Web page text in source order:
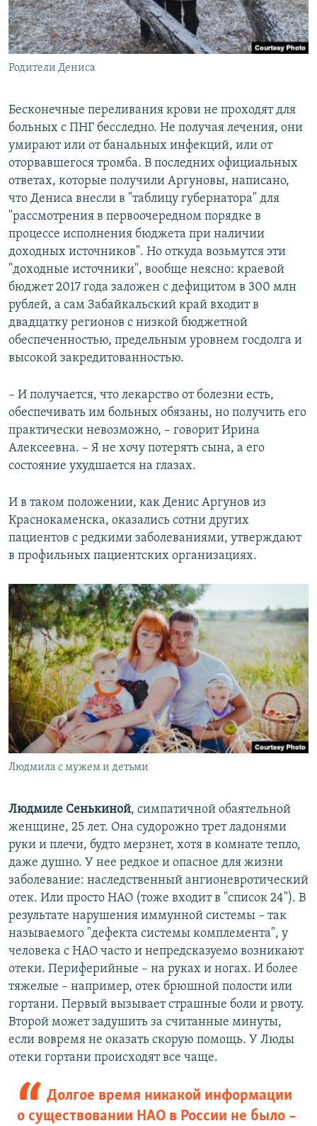
Родители Дениса
Бесконечные переливания крови не проходят для
больных с ПНГ бесследно. Не получая лечения, они
умирают или от банальных инфекций, или от
оторвавшегося тромба. В последних официальных
ответах, которые получили Аргуновы, написано,
что Дениса внесли в "таблицу губернатора" для
"рассмотрения в первоочередном порядке в
процессе исполнения бюджета при наличии
доходных источников". Но откуда возьмутся эти
"доходные источники", вообще неясно: краевой
бюджет 2017 года заложен с дефицитом в 300 млн
рублей, а сам Забайкальский край входит в
двадцатку регионов с низкой бюджетной
обеспеченностью, предельным уровнем госдолга и
высокой закредитованностью.
– И получается, что лекарство от болезни есть,
обеспечивать им больных обязаны, но получить его
практически невозможно, – говорит Ирина
Алексеевна. – Я не хочу потерять сына, а его
состояние ухудшается на глазах.
И в таком положении, как Денис Аргунов из
Краснокаменска, оказались сотни других
пациентов с редкими заболеваниями, утверждают
в профильных пациентских организациях.
Людмила с мужем и детьми
Людмиле Сенькиной, симпатичной обаятельной
женщине, 25 лет. Она судорожно трет ладонями
руки и плечи, будто мерзнет, хотя в комнате тепло,
даже душно. У нее редкое и опасное для жизни
заболевание: наследственный ангионевротический
отек. Или просто НАО (тоже входит в "список 24"). В
результате нарушения иммунной системы – так
называемого "дефекта системы комплемента", у
человека с НАО часто и непредсказуемо возникают
отеки. Периферийные – на руках и ногах. И более
тяжелые – например, отек брюшной полости или
гортани. Первый вызывает страшные боли и рвоту.
Второй может задушить за считанные минуты,
если вовремя не оказать скорую помощь. У Люды
отеки гортани происходят все чаще.
Долгое время никакой информации
о существовании НАО в России не было –